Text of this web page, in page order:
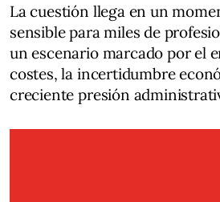
La cuestión llega en un
sensible para miles de
un escenario marcado por el
costes, la incertidumbre
creciente presión